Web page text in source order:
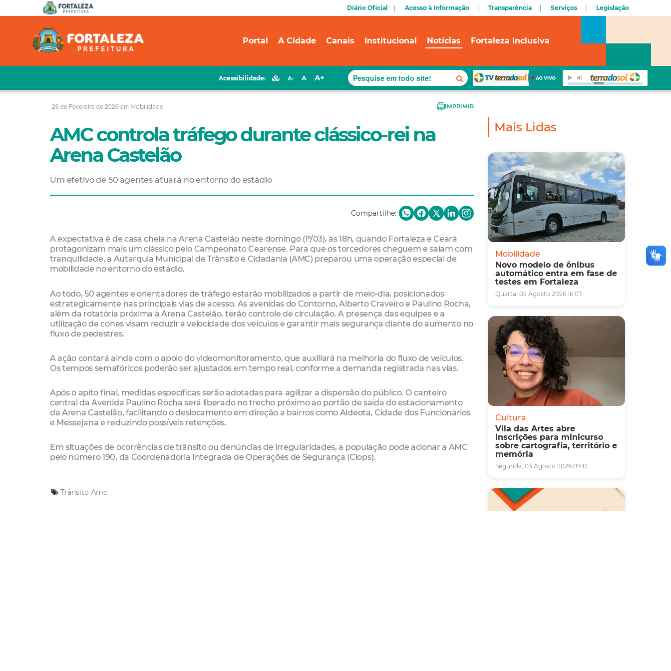
Diário Oficial Acesso à Informação Transparência Serviços Legislação
Portal A Cidade Canais Institucional Notícias Fortaleza Inclusiva
Acessibilidade: A- A A+
26 de Fevereiro de 2026 em Mobilidade IMPRIMIR
AMC controla tráfego durante clássico-rei na
Arena Castelão
Um efetivo de 50 agentes atuará no entorno do estádio
Compartilhe:
A expectativa é de casa cheia na Arena Castelão neste domingo (1º/03), às 18h, quando Fortaleza e Ceará
protagonizam mais um clássico pelo Campeonato Cearense. Para que os torcedores cheguem e saiam com
tranquilidade, a Autarquia Municipal de Trânsito e Cidadania (AMC) preparou uma operação especial de
mobilidade no entorno do estádio.
Ao todo, 50 agentes e orientadores de tráfego estarão mobilizados a partir de meio-dia, posicionados
estrategicamente nas principais vias de acesso. As avenidas do Contorno, Alberto Craveiro e Paulino Rocha,
além da rotatória próxima à Arena Castelão, terão controle de circulação. A presença das equipes e a
utilização de cones visam reduzir a velocidade dos veículos e garantir mais segurança diante do aumento no
fluxo de pedestres.
A ação contará ainda com o apoio do videomonitoramento, que auxiliará na melhoria do fluxo de veículos.
Os tempos semafóricos poderão ser ajustados em tempo real, conforme a demanda registrada nas vias.
Após o apito final, medidas específicas serão adotadas para agilizar a dispersão do público. O canteiro
central da Avenida Paulino Rocha será liberado no trecho próximo ao portão de saída do estacionamento
da Arena Castelão, facilitando o deslocamento em direção a bairros como Aldeota, Cidade dos Funcionários
e Messejana e reduzindo possíveis retenções.
Em situações de ocorrências de trânsito ou denúncias de irregularidades, a população pode acionar a AMC
pelo número 190, da Coordenadoria Integrada de Operações de Segurança (Ciops).
Trânsito Amc
Mais Lidas
Mobilidade
Novo modelo de ônibus
automático entra em fase de
testes em Fortaleza
Quarta, 05 Agosto 2026 16:07
Cultura
Vila das Artes abre
inscrições para minicurso
sobre cartografia, território e
memória
Segunda, 03 Agosto 2026 09:13